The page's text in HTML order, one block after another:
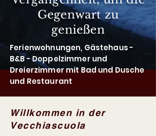
Gegenwart zu
genießen
Ferienwohnungen, Gästehaus -
B&B - Doppelzimmer und
Dreierzimmer mit Bad und Dusche
und Restaurant
Willkommen in der
Vecchiascuola